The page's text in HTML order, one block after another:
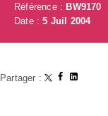
Référence :BW9170
Date :5 Juil 2004
Partager :